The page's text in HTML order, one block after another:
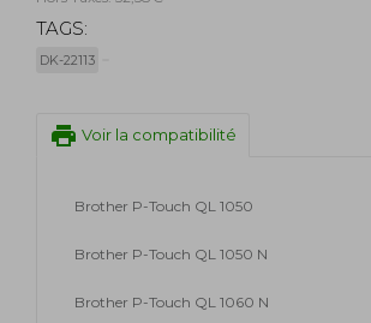
TAGS:
DK-22113
print Voir la compatibilité
Brother P-Touch QL 1050
Brother P-Touch QL 1050 N
Brother P-Touch QL 1060 N